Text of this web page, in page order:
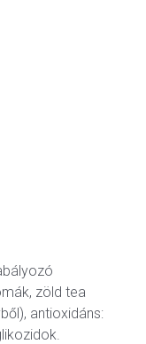
zöld tea
antioxidáns: